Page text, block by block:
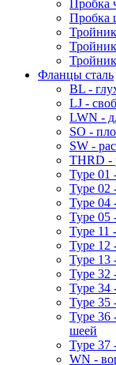
Пробка
Пробка
Фланцы сталь
BL -
LJ -
LWN -
SO -
SW -
THRD -
Type 01
Type 02
Type 04
Type 05
Type 11
Type 12
Type 13
Type 32
Type 34
Type 35
Type 36
шеей
Type 37
WN -